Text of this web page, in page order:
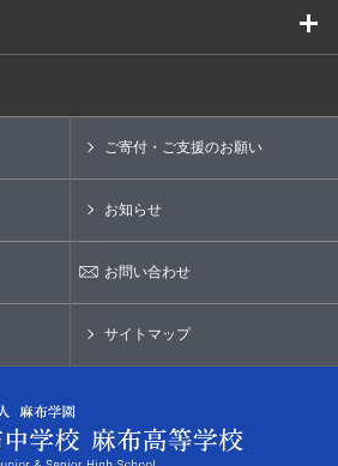
ご寄付・ご支援のお願い
お知らせ
お問い合わせ
サイトマップ